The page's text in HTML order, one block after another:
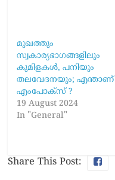
മുഖത്തും
സ്വകാര്യഭാഗങ്ങളിലും
കുമിളകൾ, പനിയും
തലവേദനയും; എന്താണ്
എംപോക്‌സ് ?
19 August 2024
In "General"
Share This Post: